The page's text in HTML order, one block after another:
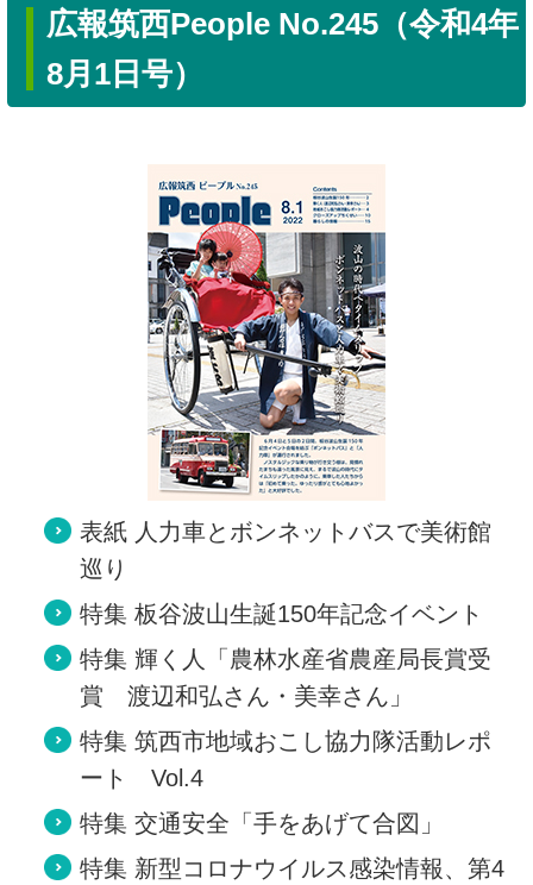
広報筑西People No.245（令和4年
8月1日号）
表紙 人力車とボンネットバスで美術館
巡り
特集 板谷波山生誕150年記念イベント
特集 輝く人「農林水産省農産局長賞受
賞 渡辺和弘さん・美幸さん」
特集 筑西市地域おこし協力隊活動レポ
ート Vol.4
特集 交通安全「手をあげて合図」
特集 新型コロナウイルス感染情報、第4